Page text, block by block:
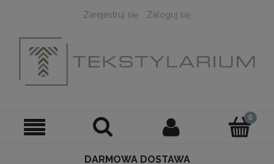
Zarejestruj się Zaloguj się
DARMOWA DOSTAWA